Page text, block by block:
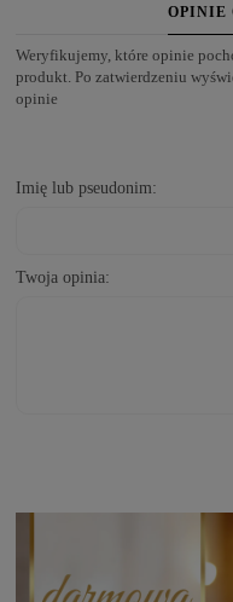
OPINIE
Weryfikujemy, które opinie
produkt. Po zatwierdzeniu
opinie
Imię lub pseudonim:
Twoja opinia: